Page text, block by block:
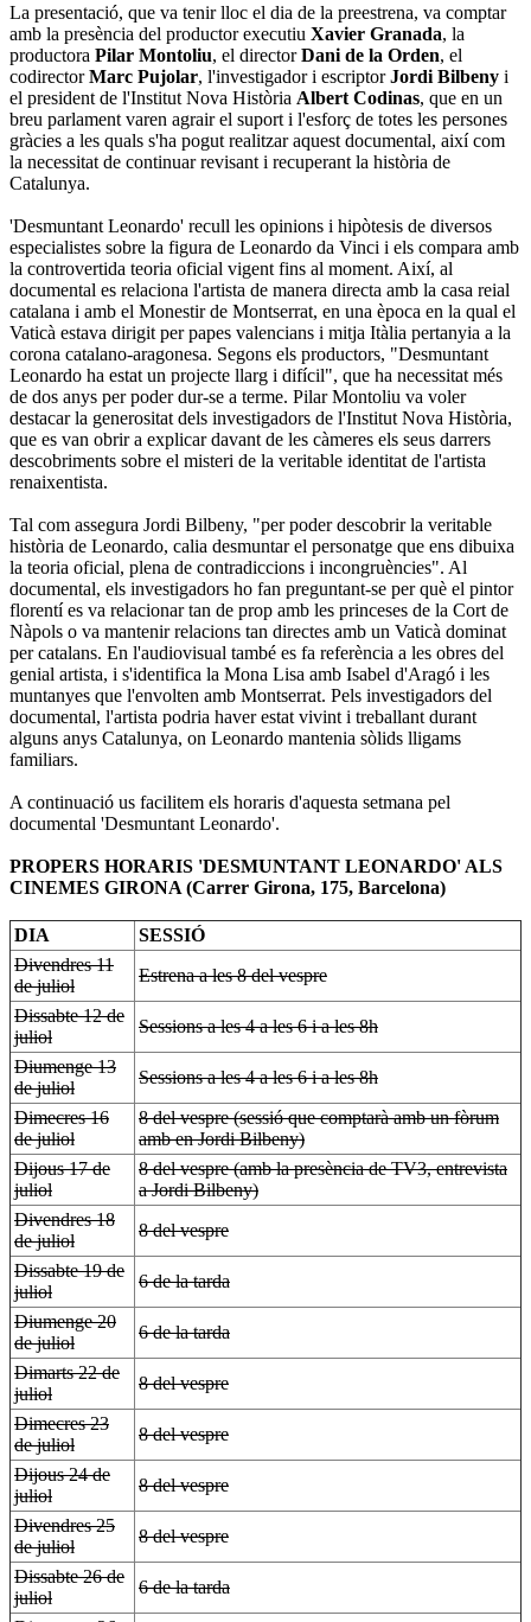
La presentació, que va tenir lloc el dia de la preestrena, va comptar
amb la presència del productor executiu Xavier Granada, la
productora Pilar Montoliu, el directorDani de la Orden, el
codirectorMarc Pujolar, l'investigador i escriptorJordi Bilbeny i
el president de l'Institut Nova Història Albert Codinas, que en un
breu parlament varen agrair el suport i l'esforç de totes les persones
gràcies a les quals s'ha pogut realitzar aquest documental, així com
la necessitat de continuar revisant i recuperant la història de
Catalunya.
'Desmuntant Leonardo' recull les opinions i hipòtesis de diversos
especialistes sobre la figura de Leonardo da Vinci i els compara amb
la controvertida teoria oficial vigent fins al moment. Així, al
documental es relaciona l'artista de manera directa amb la casa reial
catalana i amb el Monestir de Montserrat, en una època en la qual el
Vaticà estava dirigit per papes valencians i mitja Itàlia pertanyia a la
corona catalano-aragonesa. Segons els productors, "Desmuntant
Leonardo ha estat un projecte llarg i difícil", que ha necessitat més
de dos anys per poder dur-se a terme. Pilar Montoliu va voler
destacar la generositat dels investigadors de l'Institut Nova Història,
que es van obrir a explicar davant de les càmeres els seus darrers
descobriments sobre el misteri de la veritable identitat de l'artista
renaixentista.
Tal com assegura Jordi Bilbeny, "per poder descobrir la veritable
història de Leonardo, calia desmuntar el personatge que ens dibuixa
la teoria oficial, plena de contradiccions i incongruències". Al
documental, els investigadors ho fan preguntant-se per què el pintor
florentí es va relacionar tan de prop amb les princeses de la Cort de
Nàpols o va mantenir relacions tan directes amb un Vaticà dominat
per catalans. En l'audiovisual també es fa referència a les obres del
genial artista, i s'identifica la Mona Lisa amb Isabel d'Aragó i les
muntanyes que l'envolten amb Montserrat. Pels investigadors del
documental, l'artista podria haver estat vivint i treballant durant
alguns anys Catalunya, on Leonardo mantenia sòlids lligams
familiars.
A continuació us facilitem els horaris d'aquesta setmana pel
documental 'Desmuntant Leonardo'.
PROPERS HORARIS 'DESMUNTANT LEONARDO' ALS
CINEMES GIRONA (Carrer Girona, 175, Barcelona)
DIA
SESSIÓ
Divendres 11
de juliol
Estrena a les 8 del vespre
Dissabte 12 de
juliol
Sessions a les 4 a les 6 i a les 8h
Diumenge 13
de juliol
Sessions a les 4 a les 6 i a les 8h
Dimecres 16
de juliol
8 del vespre (sessió que comptarà amb un fòrum
amb en Jordi Bilbeny)
Dijous 17 de
juliol
8 del vespre (amb la presència de TV3, entrevista
a Jordi Bilbeny)
Divendres 18
de juliol
8 del vespre
Dissabte 19 de
juliol
6 de la tarda
Diumenge 20
de juliol
6 de la tarda
Dimarts 22 de
juliol
8 del vespre
Dimecres 23
de juliol
8 del vespre
Dijous 24 de
juliol
8 del vespre
Divendres 25
de juliol
8 del vespre
Dissabte 26 de
juliol
6 de la tarda